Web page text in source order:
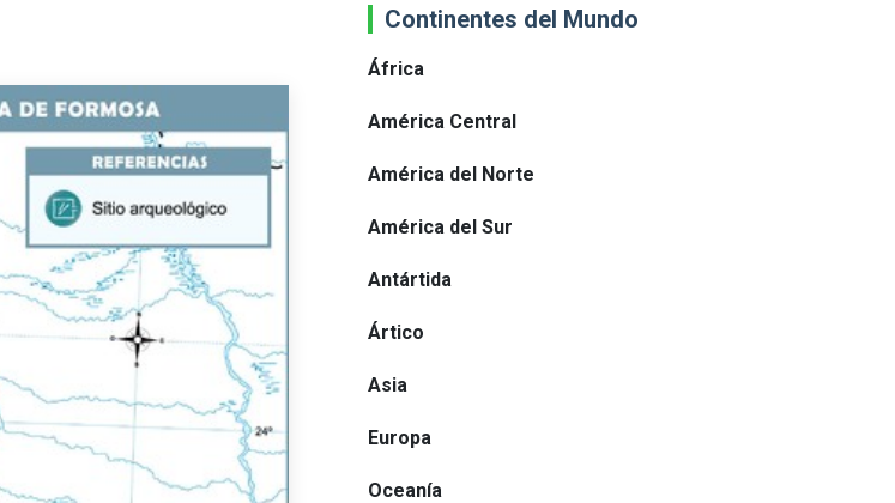
Continentes del Mundo
África
América Central
América del Norte
América del Sur
Antártida
Ártico
Asia
Europa
Oceanía